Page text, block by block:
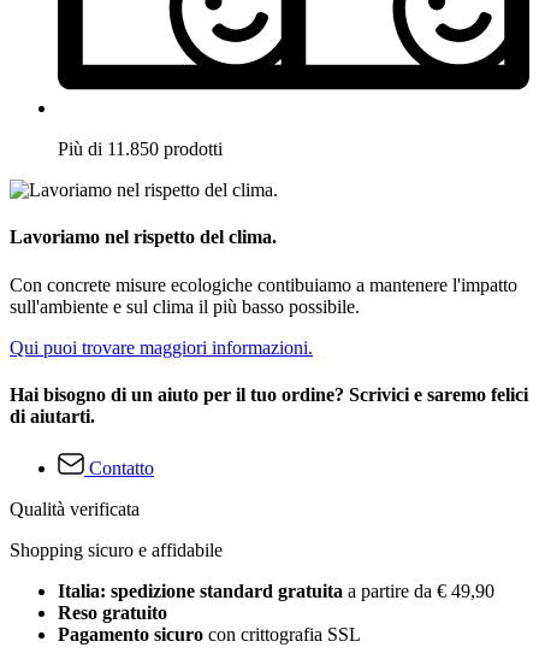
Più di 11.850 prodotti
Lavoriamo nel rispetto del clima.
Con concrete misure ecologiche contibuiamo a mantenere l'impatto
sull'ambiente e sul clima il più basso possibile.
Qui puoi trovare maggiori informazioni.
Hai bisogno di un aiuto per il tuo ordine? Scrivici e saremo felici
di aiutarti.
Contatto
Qualità verificata
Shopping sicuro e affidabile
Italia: spedizione standard gratuita a partire da € 49,90
Reso gratuito
Pagamento sicuro con crittografia SSL